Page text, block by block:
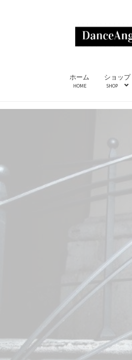
ナ
シ
ョ
コ
ツ
へ
ホーム
HOME
ショップ
SHOP